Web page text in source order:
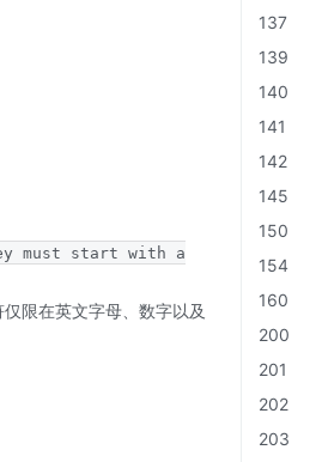
must start with a
限在英文字母、数字以及
137
139
140
141
142
145
150
154
160
200
201
202
203